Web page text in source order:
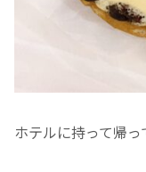
ホテルに持って帰っ